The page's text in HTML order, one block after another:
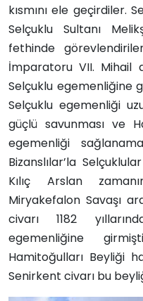
kısmını ele geçirdiler.
Selçuklu Sultanı
fethinde
İmparatoru VII. Mihail
Selçuklu egemenliğine
Selçuklu egemenliği
güçlü savunması ve
egemenliği
Bizanslılar’la
Kılıç Arslan
Miryakefalon Savaşı
civarı 1182
egemenliğine
Hamitoğulları Beyliği
Senirkent civarı bu